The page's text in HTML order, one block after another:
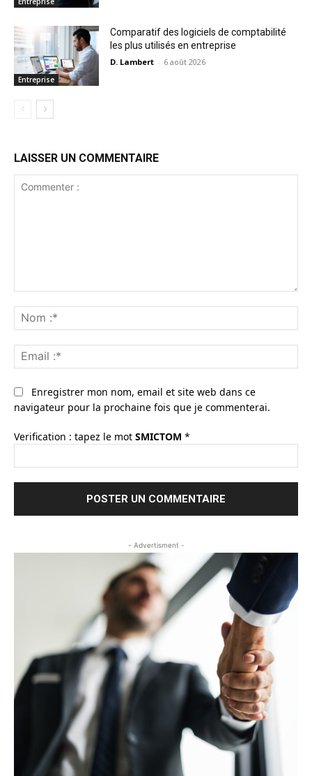
Entreprise
Comparatif des logiciels de comptabilité
les plus utilisés en entreprise
D. Lambert - 6 août 2026
LAISSER UN COMMENTAIRE
:*
:*
Enregistrer mon nom, email et site web dans ce
navigateur pour la prochaine fois que je commenterai.
Verification : tapez le mot SMICTOM *
- Advertisment -